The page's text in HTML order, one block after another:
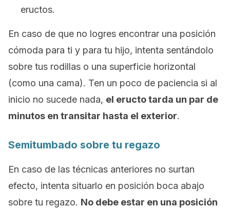
eructos.
En caso de que no logres encontrar una posición
cómoda para ti y para tu hijo, intenta sentándolo
sobre tus rodillas o una superficie horizontal
(como una cama). Ten un poco de paciencia si al
inicio no sucede nada, el eructo tarda un par de
minutos en transitar hasta el exterior.
Semitumbado sobre tu regazo
En caso de las técnicas anteriores no surtan
efecto, intenta situarlo en posición boca abajo
sobre tu regazo. No debe estar en una posición